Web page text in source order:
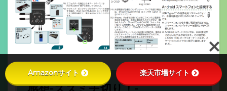
感想-スズミチ切り！-
Amazonサイト 楽天市場サイト